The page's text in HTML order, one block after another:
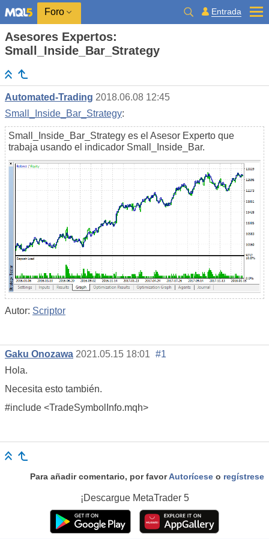
Foro Entrada
Asesores Expertos:
Small_Inside_Bar_Strategy
Automated-Trading 2018.06.08 12:45
Small_Inside_Bar_Strategy:
Small_Inside_Bar_Strategy es el Asesor Experto que
trabaja usando el indicador Small_Inside_Bar.
Autor: Scriptor
Gaku Onozawa 2021.05.15 18:01 #1
Hola.
Necesita esto también.
#include <TradeSymbolInfo.mqh>
Para añadir comentario, por favorAutorícese o regístrese
¡Descargue MetaTrader 5